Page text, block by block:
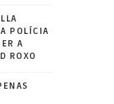
POLÍCIA
A
ROXO